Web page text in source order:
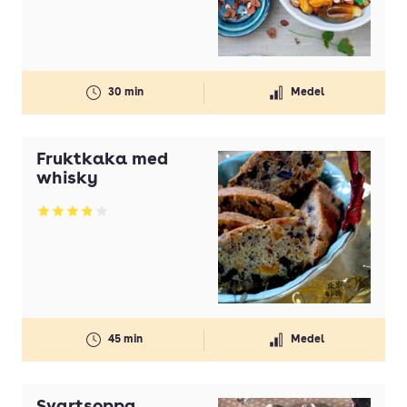
30 min Medel
Fruktkaka med
whisky
Betyg: 3.87 av 5
45 min Medel